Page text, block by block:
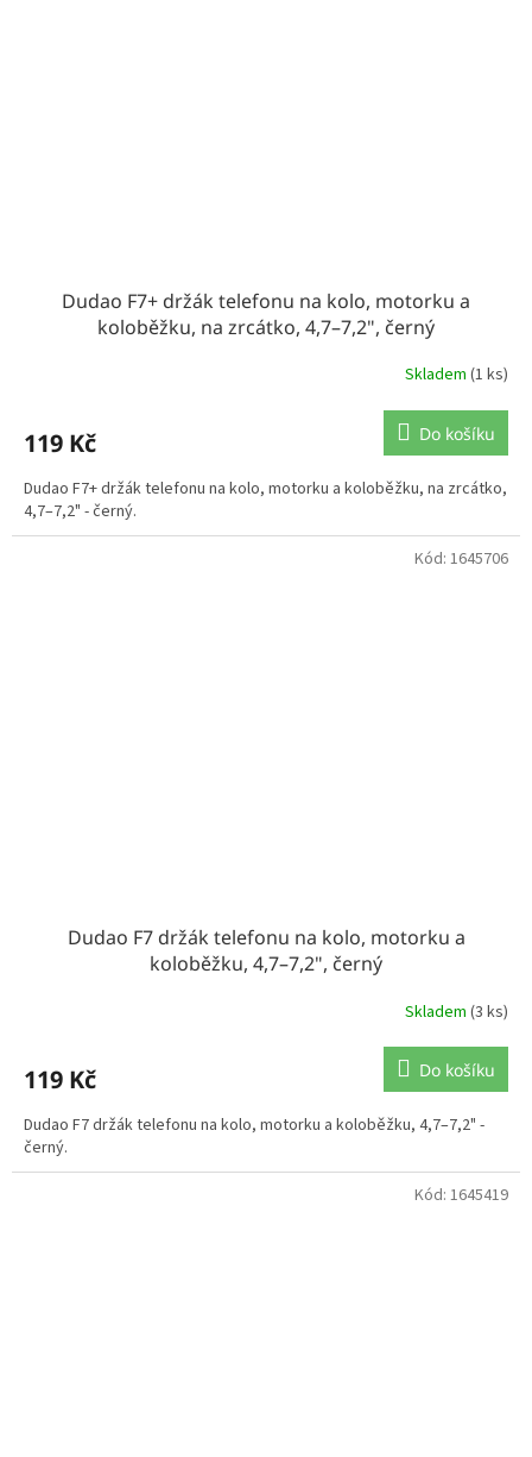
Dudao F7+ držák telefonu na kolo, motorku a
koloběžku, na zrcátko, 4,7–7,2", černý
Skladem (1 ks)
119 Kč Do košíku
Dudao F7+ držák telefonu na kolo, motorku a koloběžku, na zrcátko,
4,7–7,2" - černý.
Dudao F7 držák telefonu na kolo, motorku a
koloběžku, 4,7–7,2", černý
Skladem (3 ks)
119 Kč Do košíku
Dudao F7 držák telefonu na kolo, motorku a koloběžku, 4,7–7,2" -
černý.
Kód: 1645706
Kód: 1645419